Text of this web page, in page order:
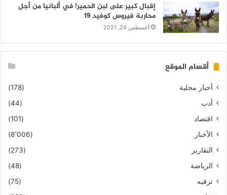
إقبال كبير على لبن الحمير! في ألبانيا من أجل
محاربة فيروس كوفيد 19
أغسطس 24, 2021
أقسام الموقع
أخبار محلية
(178)
أدب
(44)
اقتصاد
(101)
الأخبار
(8٬006)
التقارير
(273)
الرياضة
(48)
ترقيه
(75)